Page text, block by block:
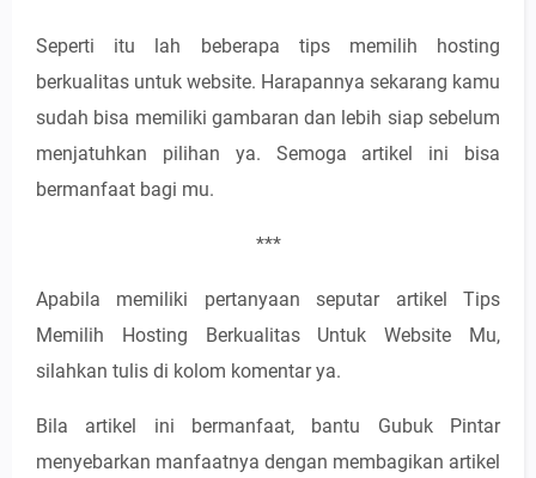
Seperti itu lah beberapa tips memilih hosting
berkualitas untuk website. Harapannya sekarang kamu
sudah bisa memiliki gambaran dan lebih siap sebelum
menjatuhkan pilihan ya. Semoga artikel ini bisa
bermanfaat bagi mu.
***
Apabila memiliki pertanyaan seputar artikel Tips
Memilih Hosting Berkualitas Untuk Website Mu,
silahkan tulis di kolom komentar ya.
Bila artikel ini bermanfaat, bantu Gubuk Pintar
menyebarkan manfaatnya dengan membagikan artikel